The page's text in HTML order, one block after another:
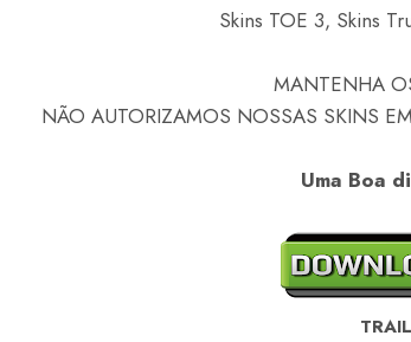
Skins TOE 3, Skins
MANTENHA
NÃO AUTORIZAMOS NOSSAS SKINS
Uma Boa